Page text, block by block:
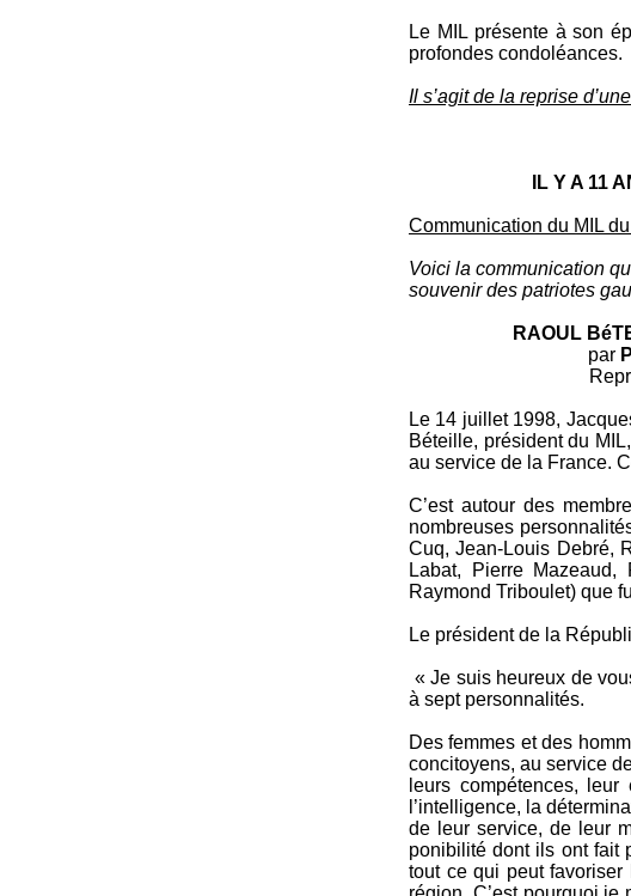
Le MIL présente à son
profondes condoléances.
Il s’agit de la reprise
IL Y A 11
Communication du MIL
Voici la communication
souvenir des patriotes
RAOUL
par
Le 14 juillet 1998,
Béteille, prési­dent du
au service de la France.
C’est autour des
nombreuses
Cuq, Jean-Louis Debré,
Labat, Pierre Mazeaud,
Raymond Triboulet) que
Le président de la
« Je suis heureux de
à sept person­nalités.
Des femmes et des
concitoyens, au service
leurs compétences,
l’intelligence, la
de leur service, de leur
ponibilité dont ils ont fait
tout ce qui peut